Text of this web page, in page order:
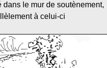
dans le mur de soutènement,
à celui-ci